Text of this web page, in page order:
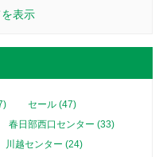
表示
セール (47)
春日部西口センター (33)
川越センター (24)